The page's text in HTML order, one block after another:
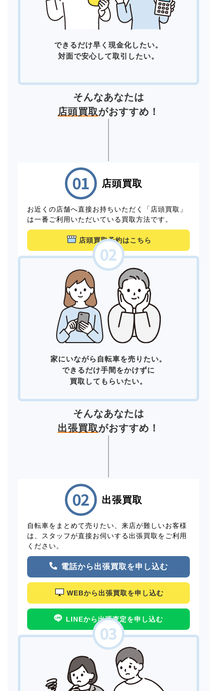
できるだけ早く現金化したい。
対面で安心して取引したい。
そんなあなたは
店頭買取がおすすめ！
店頭買取
お近くの店舗へ直接お持ちいただく「店頭買取」
は一番ご利用いただいている買取方法です。
店頭買取予約はこちら
家にいながら自転車を売りたい。
できるだけ手間をかけずに
買取してもらいたい。
そんなあなたは
出張買取がおすすめ！
出張買取
自転車をまとめて売りたい、来店が難しいお客様
は、スタッフが直接お伺いする出張買取をご利用
ください。
電話から出張買取を申し込む
WEBから出張買取を申し込む
LINEから出張査定を申し込む